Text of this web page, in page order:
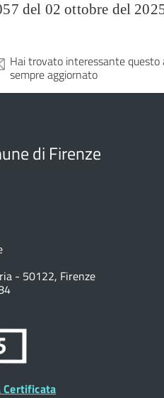
del 02 ottobre del
Hai trovato interessante questo
sempre aggiornato
di Firenze
- 50122, Firenze
Certificata